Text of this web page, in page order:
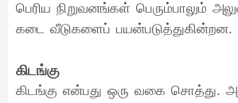
பெரிய நிறுவனங்கள் பெரும்பாலும்
கடை வீடுகளைப் பயன்படுத்துகின்றன.
கிடங்கு
கிடங்கு என்பது ஒரு வகை சொத்து.